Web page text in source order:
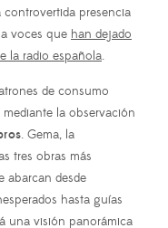
controvertida presencia
voces que han dejado
la radio española.
de consumo
la observación
. Gema, la
tres obras más
abarcan desde
hasta guías
una visión panorámica